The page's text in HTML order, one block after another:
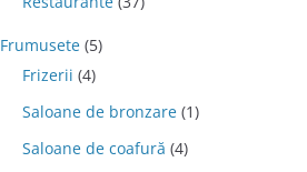
Frumusete (5)
Frizerii (4)
Saloane de bronzare (1)
Saloane de coafură (4)